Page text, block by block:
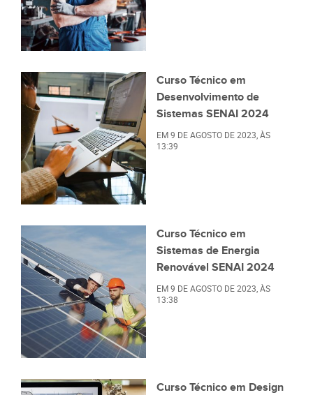
Curso Técnico em
Desenvolvimento de
Sistemas SENAI 2024
EM9 DE AGOSTO DE 2023 , ÀS
13:39
Curso Técnico em
Sistemas de Energia
Renovável SENAI 2024
EM9 DE AGOSTO DE 2023 , ÀS
13:38
Curso Técnico em Design